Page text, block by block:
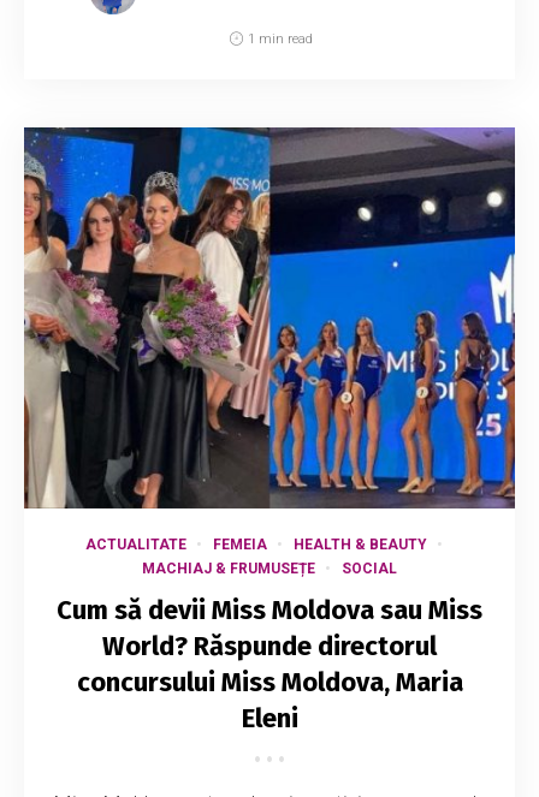
1 min read
ACTUALITATE FEMEIA
HEALTH & BEAUTY
MACHIAJ & FRUMUSEȚE
SOCIAL
Cum să devii Miss Moldova sau Miss
World? Răspunde directorul
concursului Miss Moldova, Maria
Eleni